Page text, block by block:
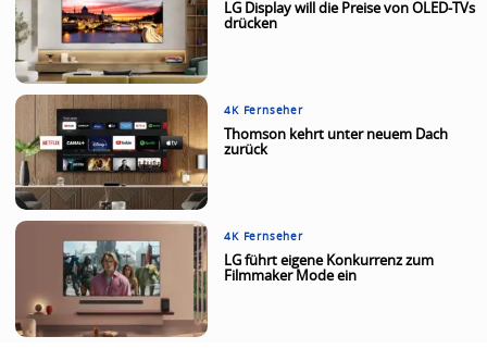
LG Display will die Preise von OLED-TVs
drücken
4K Fernseher
Thomson kehrt unter neuem Dach
zurück
4K Fernseher
LG führt eigene Konkurrenz zum
Filmmaker Mode ein